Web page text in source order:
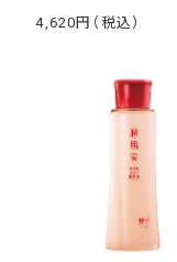
4,620